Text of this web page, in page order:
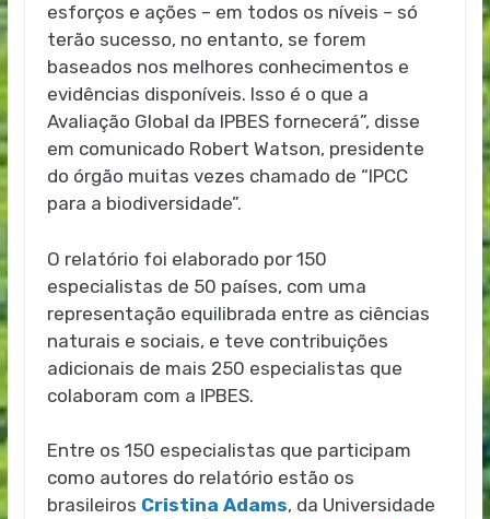
esforços e ações – em todos os níveis – só
terão sucesso, no entanto, se forem
baseados nos melhores conhecimentos e
evidências disponíveis. Isso é o que a
Avaliação Global da IPBES fornecerá”, disse
em comunicado Robert Watson, presidente
do órgão muitas vezes chamado de “IPCC
para a biodiversidade”.
O relatório foi elaborado por 150
especialistas de 50 países, com uma
representação equilibrada entre as ciências
naturais e sociais, e teve contribuições
adicionais de mais 250 especialistas que
colaboram com a IPBES.
Entre os 150 especialistas que participam
como autores do relatório estão os
brasileiros Cristina Adams, da Universidade